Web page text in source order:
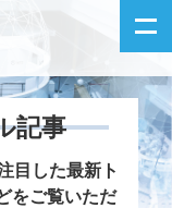
記事
目した最新ト
をご覧いただ